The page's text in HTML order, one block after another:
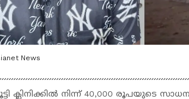
News
ക്ലിനിക്കിൽ നിന്ന് 40,000 രൂപയുടെ